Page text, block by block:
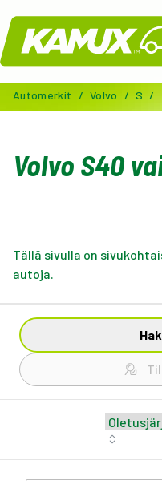
Kamux
Automerkit / Volvo / S /
Volvo S40
Tällä sivulla on
autoja.